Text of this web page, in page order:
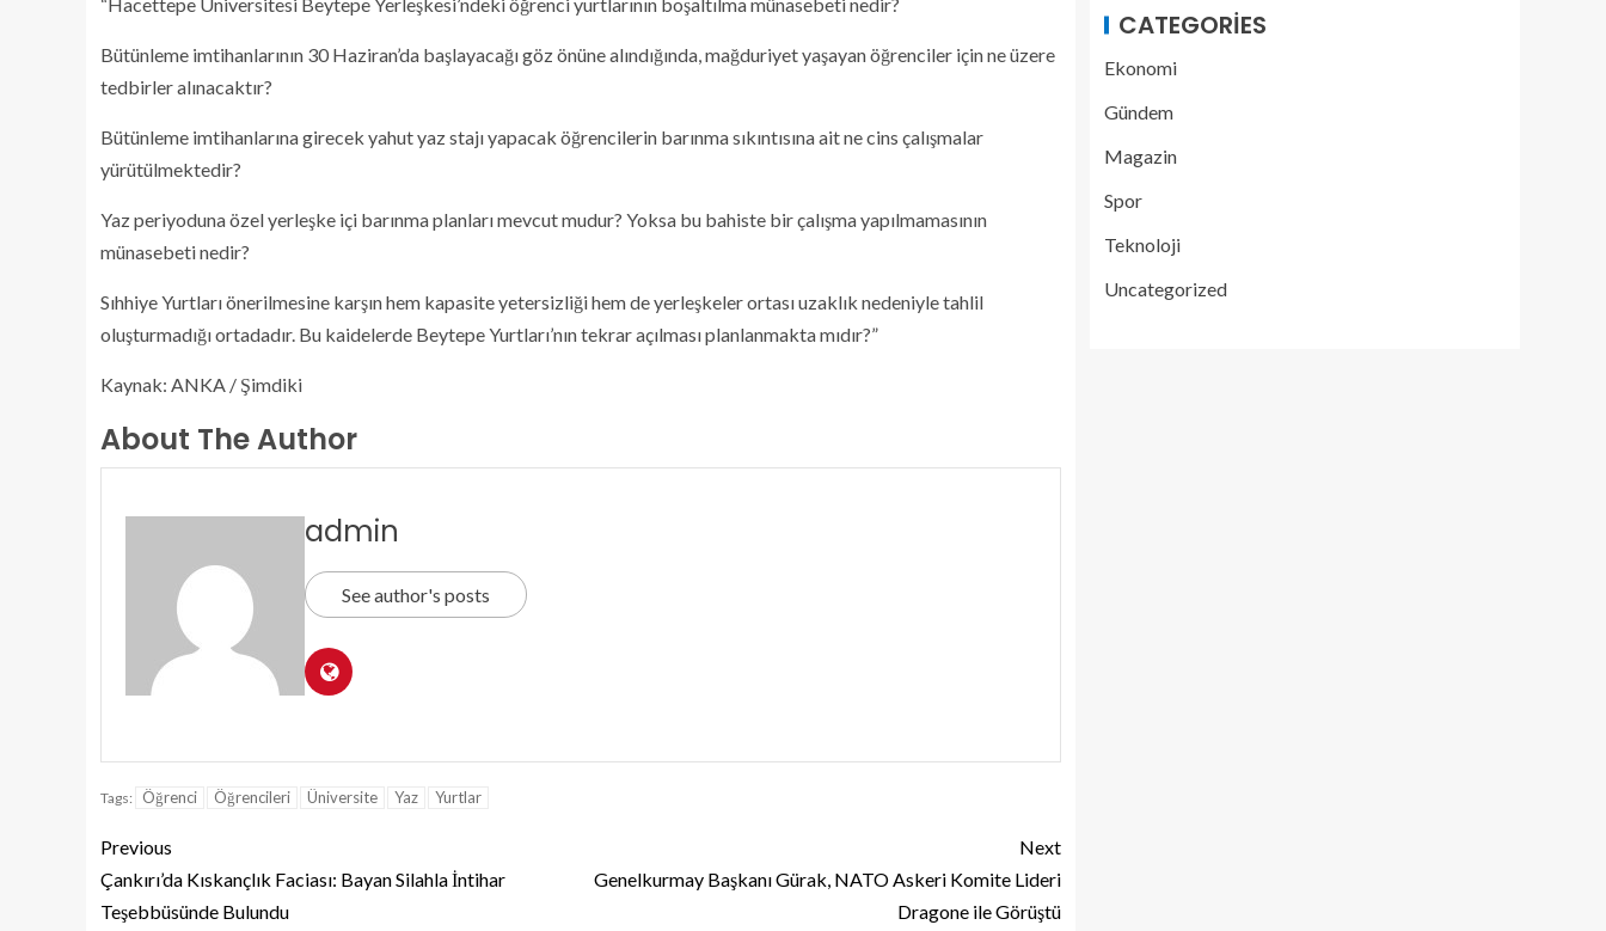
Bütünleme imtihanlarının 30 Haziran’da başlayacağı göz önüne alındığında, mağduriyet yaşayan öğrenciler için ne üzere
tedbirler alınacaktır?
Bütünleme imtihanlarına girecek yahut yaz stajı yapacak öğrencilerin barınma sıkıntısına ait ne cins çalışmalar
yürütülmektedir?
Yaz periyoduna özel yerleşke içi barınma planları mevcut mudur? Yoksa bu bahiste bir çalışma yapılmamasının
münasebeti nedir?
Sıhhiye Yurtları önerilmesine karşın hem kapasite yetersizliği hem de yerleşkeler ortası uzaklık nedeniyle tahlil
oluşturmadığı ortadadır. Bu kaidelerde Beytepe Yurtları’nın tekrar açılması planlanmakta mıdır?”
Kaynak: ANKA / Şimdiki
About The Author
admin
See author's posts
Tags: Öğrenci Öğrencileri Üniversite Yaz Yurtlar
Previous
Çankırı’da Kıskançlık Faciası: Bayan Silahla İntihar
Teşebbüsünde Bulundu
Next
Genelkurmay Başkanı Gürak, NATO Askeri Komite Lideri
Dragone ile Görüştü
CATEGORIES
Ekonomi
Gündem
Magazin
Spor
Teknoloji
Uncategorized